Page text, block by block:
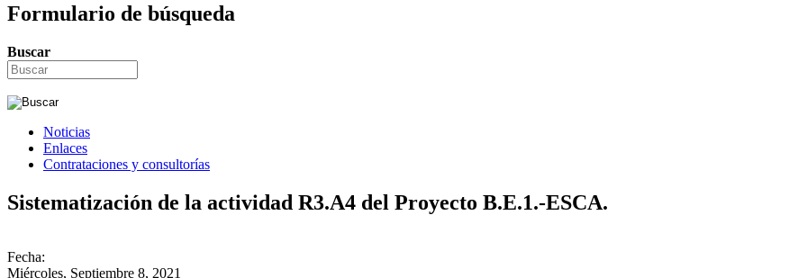
Formulario de búsqueda
Buscar
Noticias
Enlaces
Contrataciones y consultorías
Sistematización de la actividad R3.A4 del Proyecto B.E.1.-ESCA.
Fecha:
Miércoles, Septiembre 8, 2021